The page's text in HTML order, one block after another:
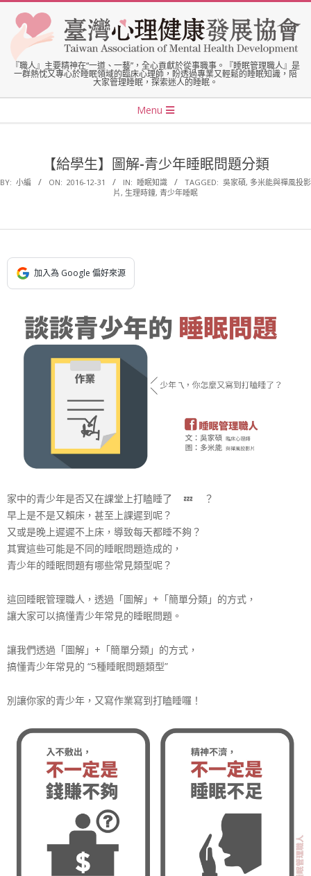
content
臺
灣
理
健
康
發
展
『職人』主要精神在“一道、一藝”，全心貢獻於從事職事。『睡眠管理職人』是
一群熱忱又專心於睡眠領域的臨床心理師，盼透過專業又輕鬆的睡眠知識，陪
大家管理睡眠，探索迷人的睡眠。
Menu
【給學生】圖解-青少年睡眠問題分類
BY: 小編 ON: 2016-12-31 IN: 睡眠知識 TAGGED: 吳家碩, 多米能與禪風投影
片, 生理時鐘, 青少年睡眠
加入為 Google 偏好來源
家中的青少年是否又在課堂上打瞌睡了 💤
？
早上是不是又賴床，甚至上課遲到呢？
又或是晚上遲遲不上床，導致每天都睡不夠？
其實這些可能是不同的睡眠問題造成的，
青少年的睡眠問題有哪些常見類型呢？
這回睡眠管理職人，透過「圖解」+「簡單分類」的方式，
讓大家可以搞懂青少年常見的睡眠問題。
讓我們透過「圖解」+「簡單分類」的方式，
搞懂青少年常見的 “5種睡眠問題類型”
別讓你家的青少年，又寫作業寫到打瞌睡囉！